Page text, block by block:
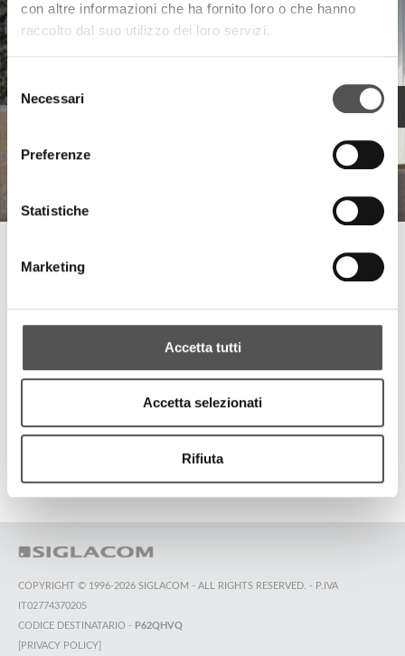
con altre informazioni che ha fornito loro o che hanno
raccolto dal suo utilizzo dei loro servizi.
Selezione
delNecessari
Preferenze
Statistiche
Marketing
Accetta tutti
Accetta selezionati
Rifiuta
Where your hands feel, your heart beats
ALL HIGHLIGHTS
COPYRIGHT © 1996-2026 SIGLACOM - ALL RIGHTS RESERVED. - P.IVA
IT02774370205
CODICE DESTINATARIO - P62QHVQ
[PRIVACY POLICY]